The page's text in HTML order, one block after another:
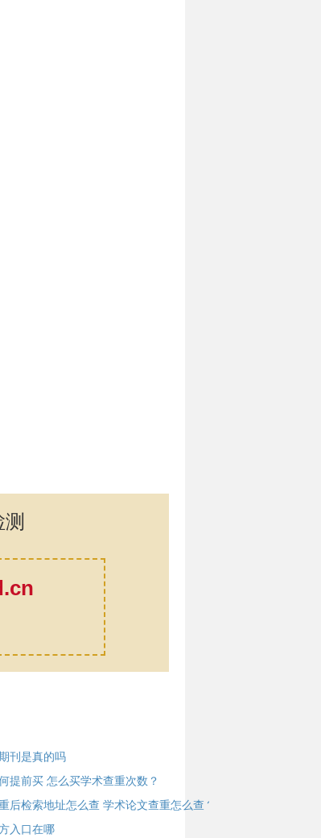
刊是真的吗
提前买 怎么买学术查重次数？
后检索地址怎么查 学术论文查重怎么查？
入口在哪